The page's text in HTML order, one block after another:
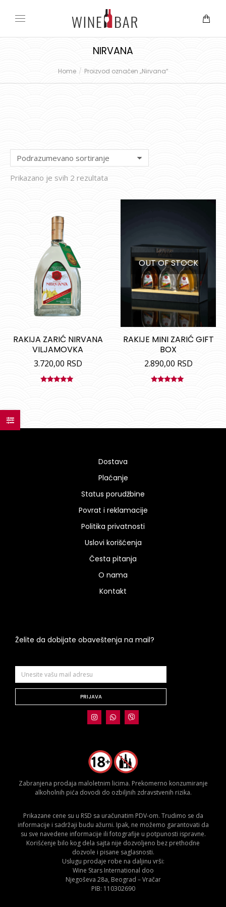
NIRVANA
You are here:Home Proizvod označen „Nirvana“
Prikazano je svih 2 rezultata
RAKIJA ZARIĆ NIRVANA
VILJAMOVKA
3.720,00 RSD
OUT OF STOCK
RAKIJE MINI ZARIĆ GIFT
BOX
2.890,00 RSD
Dostava
Plaćanje
Status porudžbine
Povrat i reklamacije
Politika privatnosti
Uslovi korišćenja
Česta pitanja
O nama
Kontakt
Želite da dobijate obaveštenja na mail?
PRIJAVA
Zabranjena prodaja maloletnim licima. Prekomerno konzumiranje
alkoholnih pića dovodi do ozbiljnih zdravstvenih rizika.
Prikazane cene su u RSD sa uračunatim PDV-om. Trudimo se da
informacije i sadržaji budu ažurni. Ipak, ne možemo garantovati da
su sve navedene informacije ili fotografije u potpunosti ispravne.
Korišćenje bilo kog dela sajta nije dozvoljeno bez prethodne
dozvole i pisane saglasnosti.
Uslugu prodaje robe na daljinu vrši:
Wine Stars International doo
Njegoševa 28a, Beograd – Vračar
PIB: 110302690